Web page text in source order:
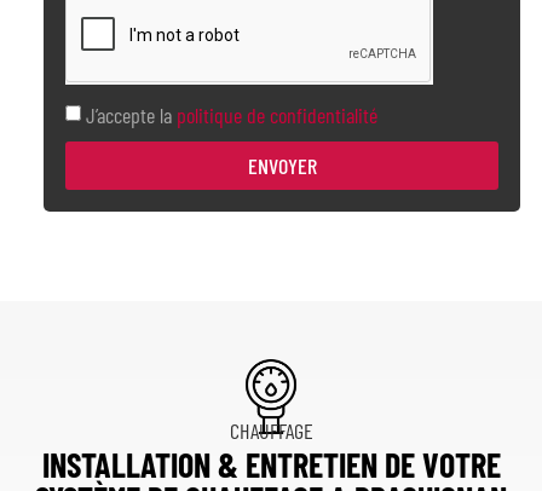
J’accepte la politique de confidentialité
ENVOYER
CHAUFFAGE
INSTALLATION & ENTRETIEN DE VOTRE